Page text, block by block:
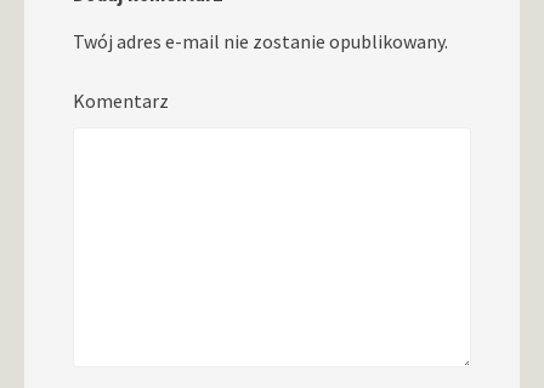
Twój adres e-mail nie zostanie opublikowany.
Komentarz